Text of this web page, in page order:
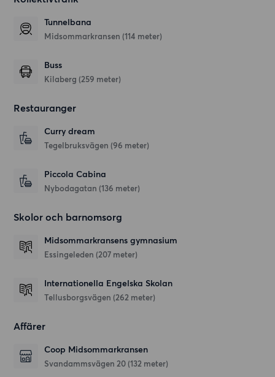
Tunnelbana
Midsommarkransen (114 meter)
Buss
Kilaberg (259 meter)
Restauranger
Curry dream
Tegelbruksvägen (96 meter)
Piccola Cabina
Nybodagatan (136 meter)
Skolor och barnomsorg
Midsommarkransens gymnasium
Essingeleden (207 meter)
Internationella Engelska Skolan
Tellusborgsvägen (262 meter)
Affärer
Coop Midsommarkransen
Svandammsvägen 20 (132 meter)